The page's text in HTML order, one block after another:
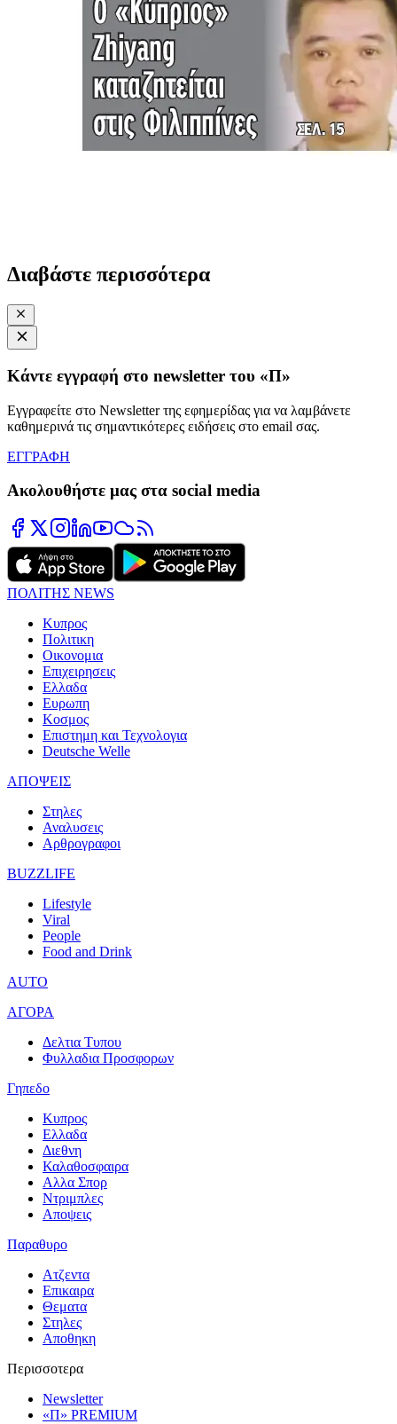
Διαβάστε περισσότερα
Κάντε εγγραφή στο newsletter του «Π»
Εγγραφείτε στο Newsletter της εφημερίδας για να λαμβάνετε
καθημερινά τις σημαντικότερες ειδήσεις στο email σας.
ΕΓΓΡΑΦΗ
Ακολουθήστε μας στα social media
ΠΟΛΙΤΗΣ NEWS
Κυπρος
Πολιτικη
Οικονομια
Επιχειρησεις
Ελλαδα
Ευρωπη
Κοσμος
Επιστημη και Τεχνολογια
Deutsche Welle
ΑΠΟΨΕΙΣ
Στηλες
Αναλυσεις
Αρθρογραφοι
BUZZLIFE
Lifestyle
Viral
People
Food and Drink
AUTO
ΑΓΟΡΑ
Δελτια Τυπου
Φυλλαδια Προσφορων
Γηπεδο
Κυπρος
Ελλαδα
Διεθνη
Καλαθοσφαιρα
Αλλα Σπορ
Ντριμπλες
Αποψεις
Παραθυρο
Ατζεντα
Επικαιρα
Θεματα
Στηλες
Αποθηκη
Περισσοτερα
Newsletter
«Π» PREMIUM